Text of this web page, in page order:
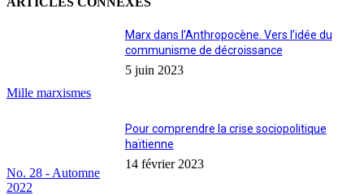
Mille marxismes
Marx dans l’Anthropocène. Vers l’idée du
communisme de décroissance
5 juin 2023
No. 28 - Automne
2022
Pour comprendre la crise sociopolitique
haïtienne
14 février 2023